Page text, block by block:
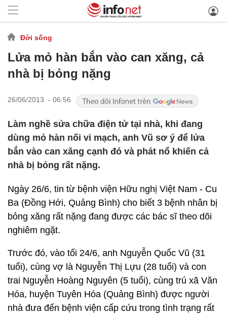
Đời sống
Lửa mỏ hàn bắn vào can xăng, cả
nhà bị bỏng nặng
26/06/2013 - 06:56
Làm nghề sửa chữa điện tử tại nhà, khi đang
dùng mỏ hàn nối vi mạch, anh Vũ sơ ý để lửa
bắn vào can xăng cạnh đó và phát nổ khiến cả
nhà bị bỏng rất nặng.
Ngày 26/6, tin từ bệnh viện Hữu nghị Việt Nam - Cu
Ba (Đồng Hới, Quảng Bình) cho biết 3 bệnh nhân bị
bỏng xăng rất nặng đang được các bác sĩ theo dõi
nghiêm ngặt.
Trước đó, vào tối 24/6, anh Nguyễn Quốc Vũ (31
tuổi), cùng vợ là Nguyễn Thị Lựu (28 tuổi) và con
trai Nguyễn Hoàng Nguyên (5 tuổi), cùng trú xã Văn
Hóa, huyện Tuyên Hóa (Quảng Bình) được người
nhà đưa đến bệnh viện cấp cứu trong tình trạng rất